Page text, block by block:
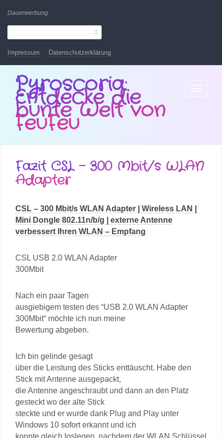
Dauerwerbung
Impressum Datenschutzerklärung
Pyroscoria:
Entdecke die
bunte Welt von
FeuFeu
Fazit CSL – 300 Mbit/s WLAN
Adapter
CSL – 300 Mbit/s WLAN Adapter | Wireless LAN |
Mini Dongle 802.11n/b/g | externe Antenne
verbessert Ihren WLAN – Empfang
CSL USB 2.0 WLAN Adapter
300Mbit
Nach ein paar Tagen
ausgiebigem testen des “USB 2.0 WLAN Adapter
300Mbit“ möchte ich nun meine
Bewertung abgeben.
Ich bin gelinde gesagt
über die Leistung des Sticks enttäuscht. Habe den
Stick mit Antenne ausgepackt,
die Antenne angeschraubt und dann an den Platz
gesteckt wo der alte Stick
steckte und er wurde dank Plug and Play unter
Windows 10 sofort erkannt und ich
konnte gleich loslegen, nachdem der WLAN Schlüssel